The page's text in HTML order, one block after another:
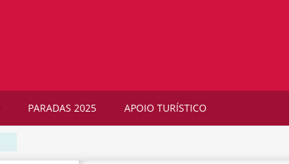
PARADAS 2025 APOIO TURÍSTICO